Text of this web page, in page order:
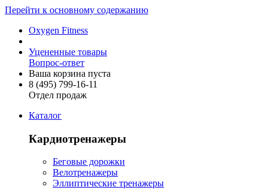
Перейти к основному содержанию
Oxygen Fitness
Уцененные товары
Вопрос-ответ
Ваша корзина пуста
8 (495) 799-16-11
Отдел продаж
Каталог
Кардиотренажеры
Беговые дорожки
Велотренажеры
Эллиптические тренажеры